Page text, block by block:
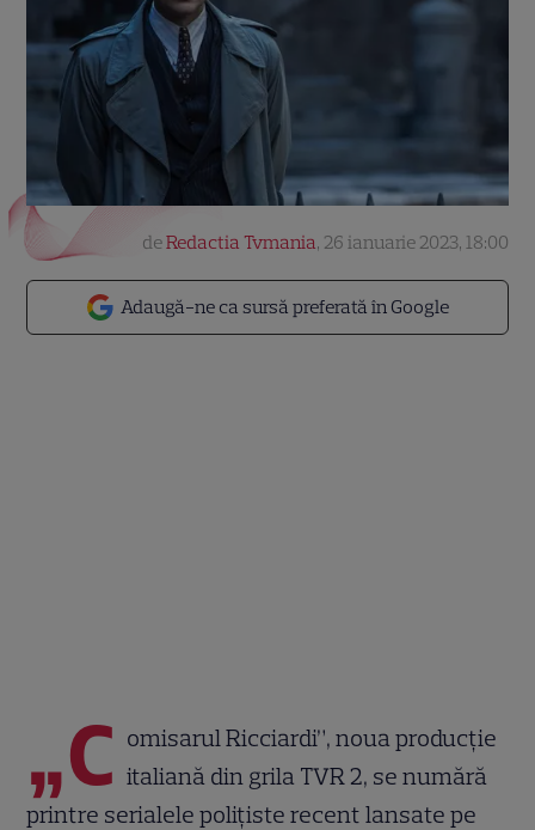
Adaugă-ne ca sursă preferată în Google
deRedactia Tvmania, 26 ianuarie 2023, 18:00
„C omisarul Ricciardi”, noua producție
italiană din grila TVR 2, se numără
printre serialele polițiste recent lansate pe